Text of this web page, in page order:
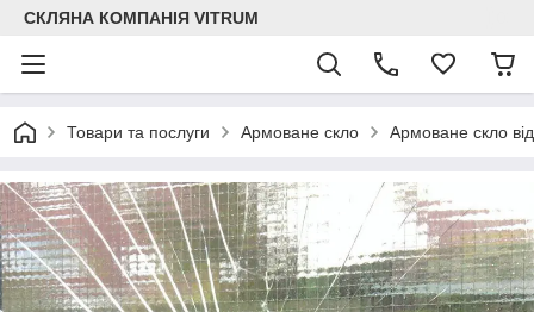
СКЛЯНА КОМПАНІЯ VITRUM
Товари та послуги Армоване скло Армоване скло